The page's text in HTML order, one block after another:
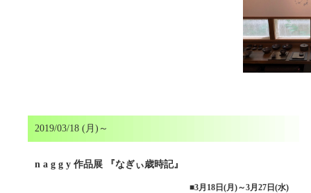
2019/03/18 (月)～
n a g g y 作品展 『なぎぃ歳時記』
■3月18日(月)～3月27日(水)